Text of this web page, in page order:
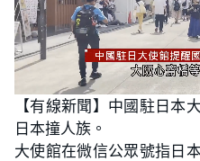
U
n
m
t
e
o
a
d
:
5
【有線新聞】中國駐日本
日本撞人族。
大使館在微信公眾號指日